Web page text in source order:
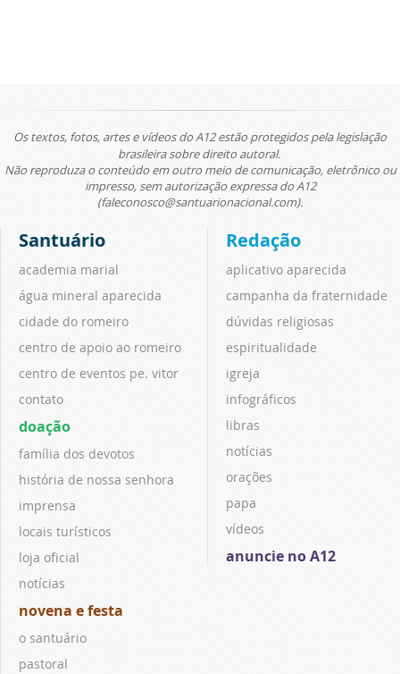
Os textos, fotos, artes e vídeos do A12 estão protegidos pela legislação
brasileira sobre direito autoral.
Não reproduza o conteúdo em outro meio de comunicação, eletrônico ou
impresso, sem autorização expressa do A12
(faleconosco@santuarionacional.com).
Santuário
academia marial
água mineral aparecida
cidade do romeiro
centro de apoio ao romeiro
centro de eventos pe. vitor
contato
doação
família dos devotos
história de nossa senhora
imprensa
locais turísticos
loja oficial
notícias
novena e festa
o santuário
pastoral
Redação
aplicativo aparecida
campanha da fraternidade
dúvidas religiosas
espiritualidade
igreja
infográficos
libras
notícias
orações
papa
vídeos
anuncie no A12